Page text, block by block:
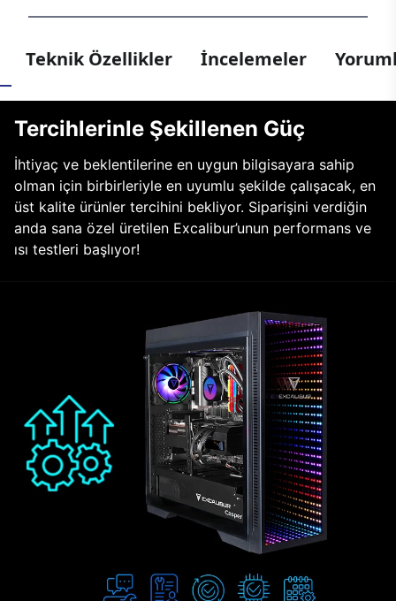
Teknik Özellikler İncelemeler
Tercihlerinle Şekillenen Güç
İhtiyaç ve beklentilerine en uygun bilgisayara sahip
olman için birbirleriyle en uyumlu şekilde çalışacak, en
üst kalite ürünler tercihini bekliyor. Siparişini verdiğin
anda sana özel üretilen Excalibur’unun performans ve
ısı testleri başlıyor!